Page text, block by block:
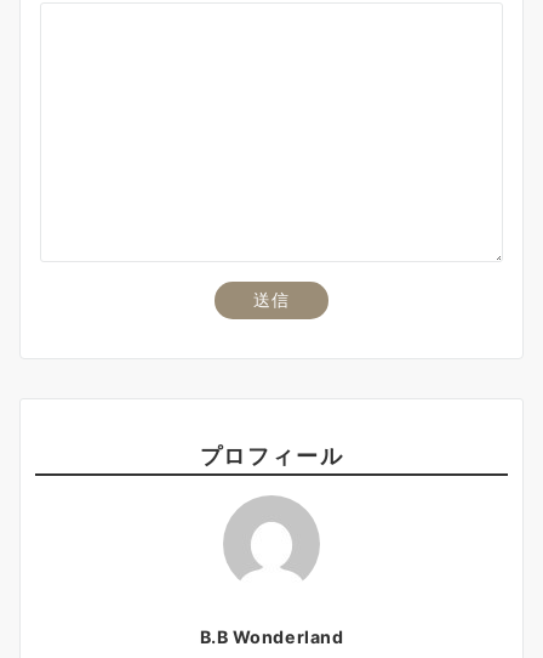
プロフィール
B.B Wonderland